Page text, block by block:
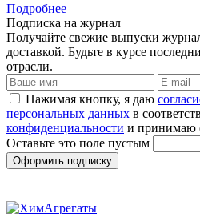
Подробнее
Подписка на журнал
Получайте свежие выпуски
доставкой. Будьте в курсе
отрасли.
Нажимая кнопку, я даю
персональных данных в
конфиденциальности и принимаю
Оставьте это поле пустым
Оформить подписку